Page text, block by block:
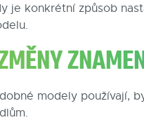
je konkrétní způsob
modely používají,